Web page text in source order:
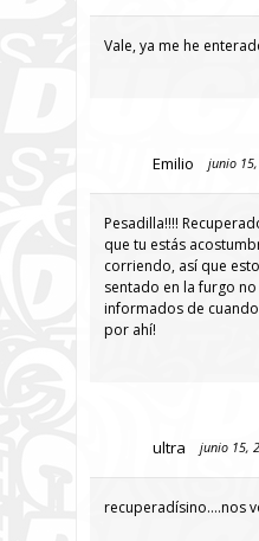
Vale, ya me he
Emilio junio
Pesadilla!!!!
que tu estás
corriendo, así que
sentado en la furgo
informados de
por ahí!
ultra junio 15,
recuperadísino….nos